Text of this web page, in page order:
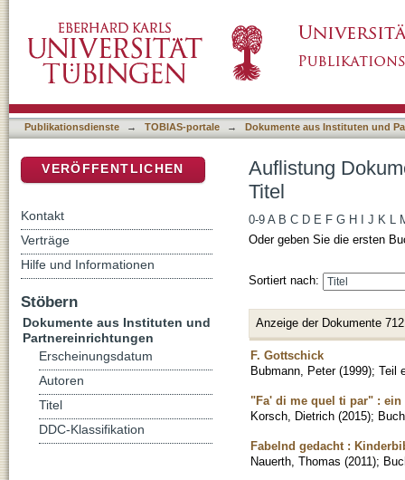
Publikationsdienste → TOBIAS-portale → Dokumente aus Instituten und
Auflistung
Titel
0-9 A B C D E F G H J K L
Oder geben Sie die ersten
Sortiert nach:
Anzeige der Dokumente
F. Gottschick
Bubmann, Peter (1999); Teil
"Fa' di me quel ti par" :
Korsch, Dietrich (2015); Buch
Fabelnd gedacht :
Nauerth, Thomas (2011);
VERÖFFENTLICHEN
Kontakt
Verträge
Hilfe und Informationen
Stöbern
Dokumente aus Instituten und
Partnereinrichtungen
Erscheinungsdatum
Autoren
Titel
DDC-Klassifikation